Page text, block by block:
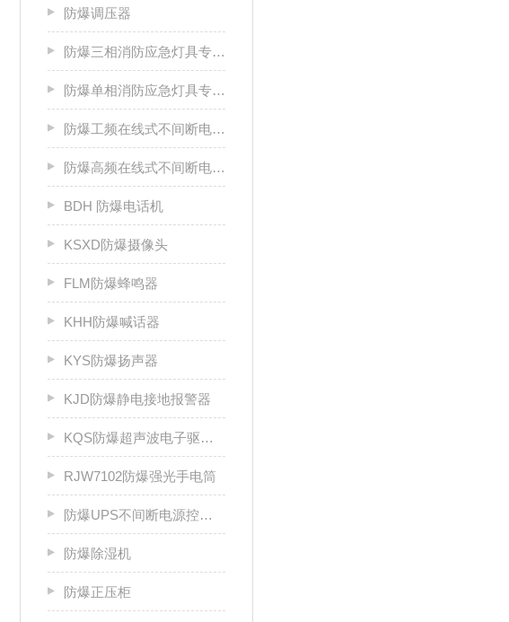
防爆调压器
防爆三相消防应急灯具专用应急电源箱
防爆单相消防应急灯具专用应急电源箱
防爆工频在线式不间断电源箱
防爆高频在线式不间断电源箱
BDH 防爆电话机
KSXD防爆摄像头
FLM防爆蜂鸣器
KHH防爆喊话器
KYS防爆扬声器
KJD防爆静电接地报警器
KQS防爆超声波电子驱鼠器
RJW7102防爆强光手电筒
防爆UPS不间断电源控制柜
防爆除湿机
防爆正压柜